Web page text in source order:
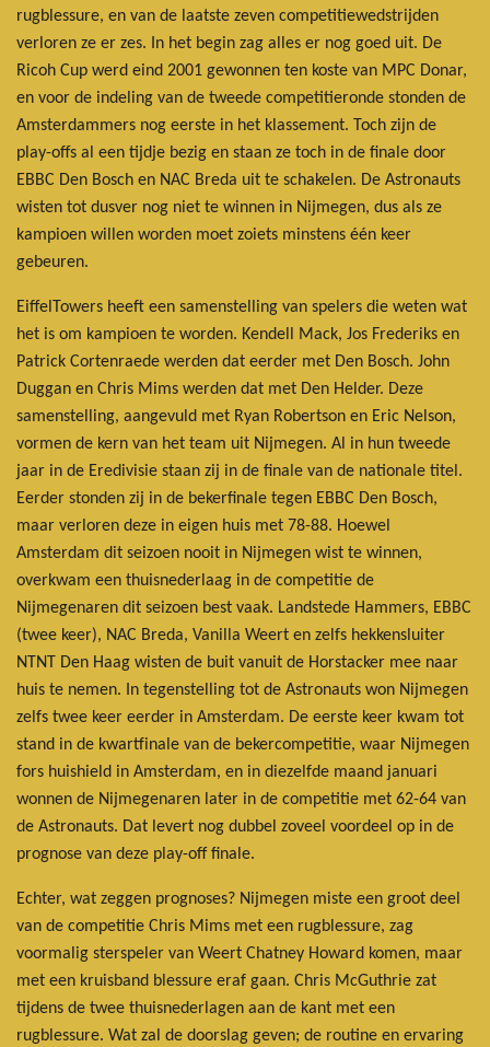
rugblessure, en van de laatste zeven competitiewedstrijden
verloren ze er zes. In het begin zag alles er nog goed uit. De
Ricoh Cup werd eind 2001 gewonnen ten koste van MPC Donar,
en voor de indeling van de tweede competitieronde stonden de
Amsterdammers nog eerste in het klassement. Toch zijn de
play-offs al een tijdje bezig en staan ze toch in de finale door
EBBC Den Bosch en NAC Breda uit te schakelen. De Astronauts
wisten tot dusver nog niet te winnen in Nijmegen, dus als ze
kampioen willen worden moet zoiets minstens één keer
gebeuren.
EiffelTowers heeft een samenstelling van spelers die weten wat
het is om kampioen te worden. Kendell Mack, Jos Frederiks en
Patrick Cortenraede werden dat eerder met Den Bosch. John
Duggan en Chris Mims werden dat met Den Helder. Deze
samenstelling, aangevuld met Ryan Robertson en Eric Nelson,
vormen de kern van het team uit Nijmegen. Al in hun tweede
jaar in de Eredivisie staan zij in de finale van de nationale titel.
Eerder stonden zij in de bekerfinale tegen EBBC Den Bosch,
maar verloren deze in eigen huis met 78-88. Hoewel
Amsterdam dit seizoen nooit in Nijmegen wist te winnen,
overkwam een thuisnederlaag in de competitie de
Nijmegenaren dit seizoen best vaak. Landstede Hammers, EBBC
(twee keer), NAC Breda, Vanilla Weert en zelfs hekkensluiter
NTNT Den Haag wisten de buit vanuit de Horstacker mee naar
huis te nemen. In tegenstelling tot de Astronauts won Nijmegen
zelfs twee keer eerder in Amsterdam. De eerste keer kwam tot
stand in de kwartfinale van de bekercompetitie, waar Nijmegen
fors huishield in Amsterdam, en in diezelfde maand januari
wonnen de Nijmegenaren later in de competitie met 62-64 van
de Astronauts. Dat levert nog dubbel zoveel voordeel op in de
prognose van deze play-off finale.
Echter, wat zeggen prognoses? Nijmegen miste een groot deel
van de competitie Chris Mims met een rugblessure, zag
voormalig sterspeler van Weert Chatney Howard komen, maar
met een kruisband blessure eraf gaan. Chris McGuthrie zat
tijdens de twee thuisnederlagen aan de kant met een
rugblessure. Wat zal de doorslag geven; de routine en ervaring